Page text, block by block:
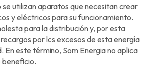
utilizan aparatos que necesitan crear
y eléctricos para su funcionamiento.
para la distribución y, por esta
por los excesos de esta energía
En este término, Som Energia no aplica
beneficio.